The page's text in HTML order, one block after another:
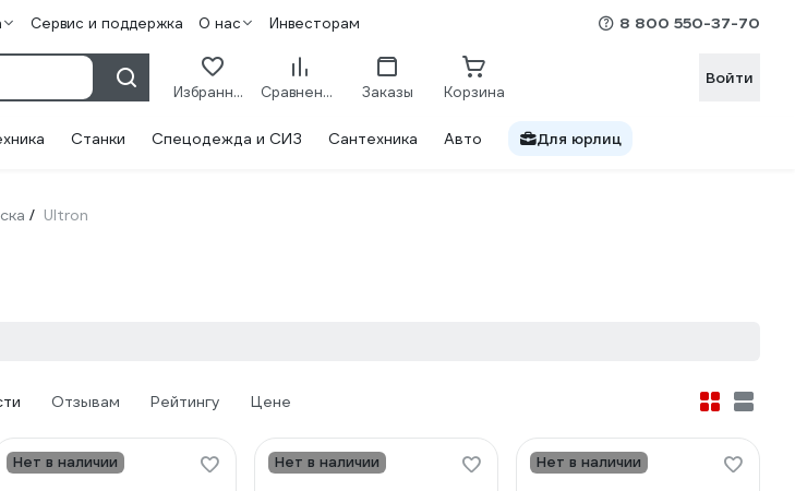
Сервис и поддержка О нас Инвесторам 8 800 550-37-70
Избранное Сравнение Заказы Корзина
Войти
Станки Спецодежда и СИЗ Сантехника Авто Для юрлиц
/ Ultron
Отзывам Рейтингу Цене
Нет в наличии Нет в наличии Нет в наличии